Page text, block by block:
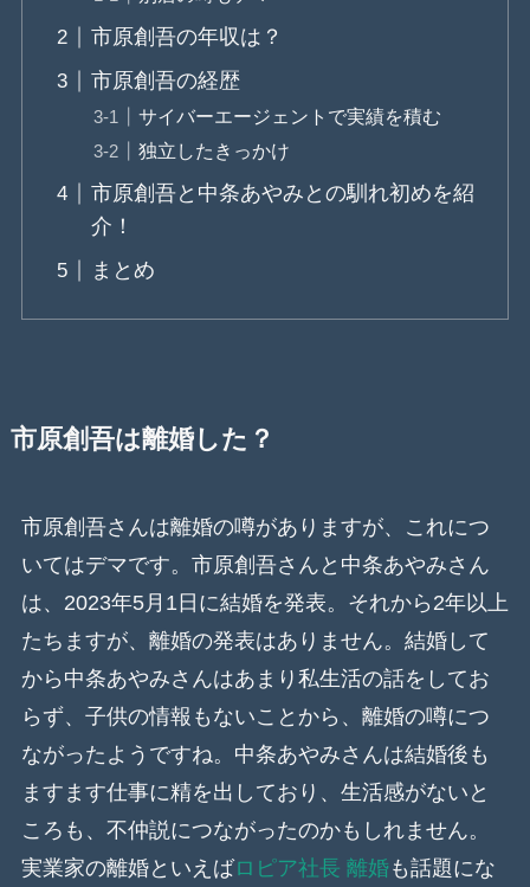
市原創吾の年収は？
市原創吾の経歴
サイバーエージェントで実績を積む
独立したきっかけ
市原創吾と中条あやみとの馴れ初めを紹
介！
まとめ
市原創吾は離婚した？
市原創吾さんは離婚の噂がありますが、これにつ
いてはデマです。市原創吾さんと中条あやみさん
は、2023年5月1日に結婚を発表。それから2年以上
たちますが、離婚の発表はありません。結婚して
から中条あやみさんはあまり私生活の話をしてお
らず、子供の情報もないことから、離婚の噂につ
ながったようですね。中条あやみさんは結婚後も
ますます仕事に精を出しており、生活感がないと
ころも、不仲説につながったのかもしれません。
実業家の離婚といえばロピア社長 離婚も話題にな